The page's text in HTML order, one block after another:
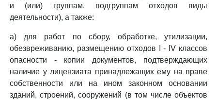
и (или) группам, подгруппам отходов виды
деятельности), а также:
а) для работ по сбору, обработке, утилизации,
обезвреживанию, размещению отходов I - IV классов
опасности - копии документов, подтверждающих
наличие у лицензиата принадлежащих ему на праве
собственности или на ином законном основании
зданий, строений, сооружений (в том числе объектов